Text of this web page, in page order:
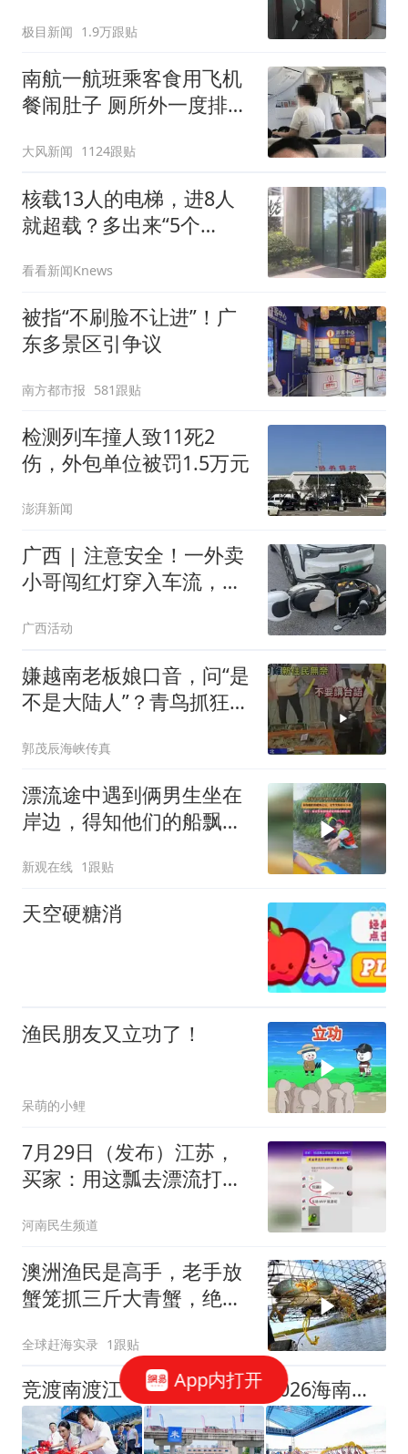
极目新闻 1.9万跟贴
南航一航班乘客食用飞机
餐闹肚子 厕所外一度排长
大风新闻 1124跟贴
核载13人的电梯，进8人
就超载？多出来“5个
看看新闻Knews
被指“不刷脸不让进”！广
东多景区引争议
南方都市报 581跟贴
检测列车撞人致11死2
伤，外包单位被罚1.5万元
澎湃新闻
广西 | 注意安全！一外卖
小哥闯红灯穿入车流，结
广西活动
嫌越南老板娘口音，问“是
不是大陆人”？青鸟抓狂照
郭茂辰海峡传真
漂流途中遇到俩男生坐在
岸边，得知他们的船飘走
新观在线 1跟贴
天空硬糖消
渔民朋友又立功了！
呆萌的小鲤
7月29日（发布）江苏，
买家：用这瓢去漂流打水
的劲：展示！
河南民生频道
澳洲渔民是高手，老手放
蟹笼抓三斤大青蟹，绝对
全球赶海实录 1跟贴
竞渡南渡江 龙舟扬奋进——2026海南自贸港乡村龙舟大赛澄迈分站赛开赛
App内打开